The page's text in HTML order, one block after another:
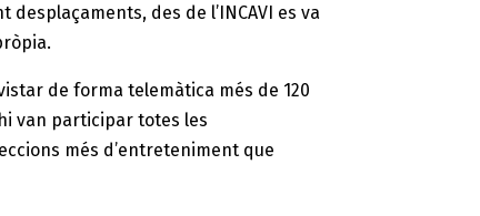
des de l’INCAVI es va
de forma telemàtica més de 120
van participar totes les
més d’entreteniment que